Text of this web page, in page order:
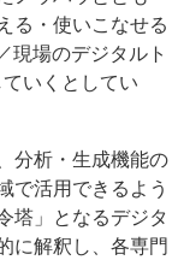
る・使いこなせる
現場のデジタルト
いくとしてい
分析・生成機能の
で活用できるよう
塔」となるデジタ
に解釈し、各専門